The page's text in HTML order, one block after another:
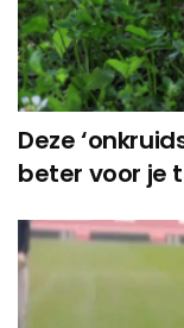
Deze
beter voor je